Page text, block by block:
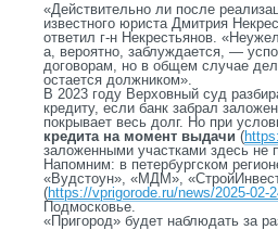
«Действительно ли после
известного юриста Дмитрия
ответил г-н Некрестьянов.
а, вероятно, заблуждается, —
договорам, но в общем случае
остается должником».
В 2023 году Верховный суд
кредиту, если банк забрал
покрывает весь долг. Но при
кредита на момент выдачи (
заложенными участками здесь не
Напомним: в петербургском
«Вудстоун», «МДМ»,
(https://vprigorode.ru/news/2025-02-
Подмосковье.
«Пригород» будет наблюдать за